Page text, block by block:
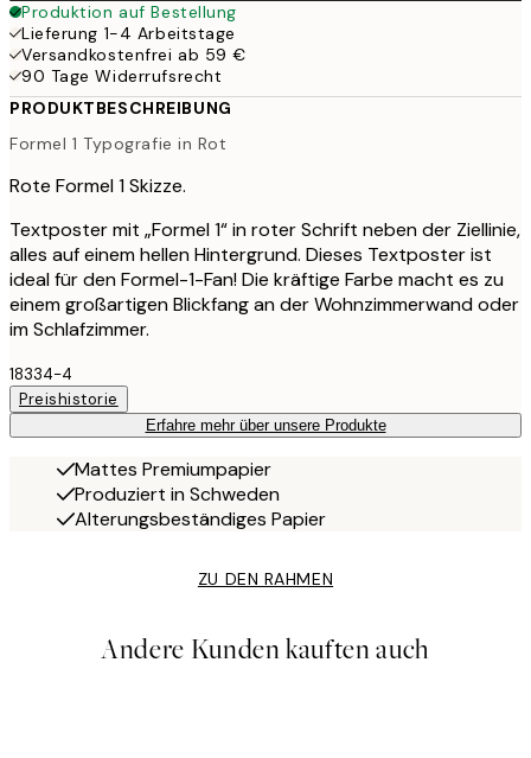
Produktion auf Bestellung
Lieferung 1-4 Arbeitstage
Versandkostenfrei ab 59 €
90 Tage Widerrufsrecht
PRODUKTBESCHREIBUNG
Formel 1 Typografie in Rot
Rote Formel 1 Skizze.
Textposter mit „Formel 1“ in roter Schrift neben der Ziellinie,
alles auf einem hellen Hintergrund. Dieses Textposter ist
ideal für den Formel-1-Fan! Die kräftige Farbe macht es zu
einem großartigen Blickfang an der Wohnzimmerwand oder
im Schlafzimmer.
18334-4
Preishistorie
Erfahre mehr über unsere Produkte
Mattes Premiumpapier
Produziert in Schweden
Alterungsbeständiges Papier
ZU DEN RAHMEN
Andere Kunden kauften auch